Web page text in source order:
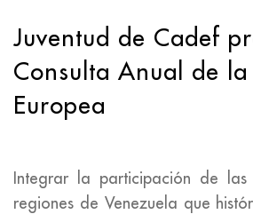
Juventud de Cadef
Consulta Anual de
Europea
Integrar la participación de las
regiones de Venezuela que